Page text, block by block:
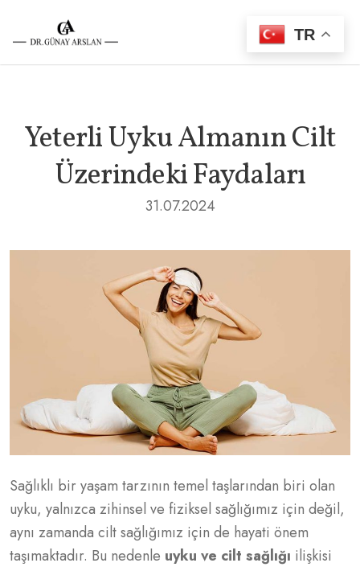
Yeterli Uyku Almanın Cilt
Üzerindeki Faydaları
31.07.2024
Sağlıklı bir yaşam tarzının temel taşlarından biri olan
uyku, yalnızca zihinsel ve fiziksel sağlığımız için değil,
aynı zamanda cilt sağlığımız için de hayati önem
taşımaktadır. Bu nedenle uyku ve cilt sağlığı ilişkisi
TR